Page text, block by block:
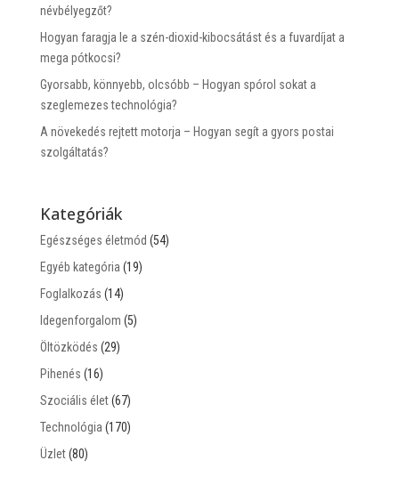
névbélyegzőt?
Hogyan faragja le a szén-dioxid-kibocsátást és a fuvardíjat a
mega pótkocsi?
Gyorsabb, könnyebb, olcsóbb – Hogyan spórol sokat a
szeglemezes technológia?
A növekedés rejtett motorja – Hogyan segít a gyors postai
szolgáltatás?
Kategóriák
Egészséges életmód (54)
Egyéb kategória (19)
Foglalkozás (14)
Idegenforgalom (5)
Öltözködés (29)
Pihenés (16)
Szociális élet(67)
Technológia (170)
Üzlet(80)